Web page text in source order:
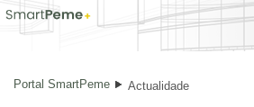
Actualidade
Portal SmartPeme Actualidade